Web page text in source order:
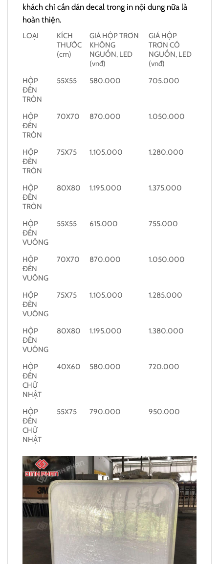
khách chỉ cần dán decal trong in nội dung nữa là
hoàn thiện.
LOẠI
KÍCH
THƯỚC
(cm)
GIÁ HỘP TRƠN
KHÔNG
NGUỒN, LED
(vnđ)
GIÁ HỘP
TRƠN CÓ
NGUỒN, LED
(vnđ)
HỘP
ĐÈN
TRÒN
55X55 580.000 705.000
HỘP
ĐÈN
TRÒN
70X70 870.000 1.050.000
HỘP
ĐÈN
TRÒN
75X75 1.105.000 1.280.000
HỘP
ĐÈN
TRÒN
80X80 1.195.000 1.375.000
HỘP
ĐÈN
VUÔNG
55X55 615.000 755.000
HỘP
ĐÈN
VUÔNG
70X70 870.000 1.050.000
HỘP
ĐÈN
VUÔNG
75X75 1.105.000 1.285.000
HỘP
ĐÈN
VUÔNG
80X80 1.195.000 1.380.000
HỘP
ĐÈN
CHỮ
NHẬT
40X60 580.000 720.000
HỘP
ĐÈN
CHỮ
NHẬT
55X75 790.000 950.000